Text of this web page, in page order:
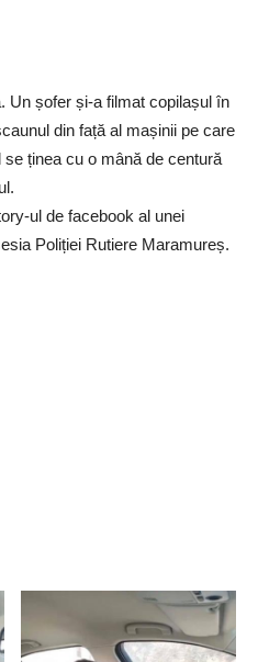
Un șofer și-a filmat copilașul în
din față al mașinii pe care
ținea cu o mână de centură
ul de facebook al unei
Poliției Rutiere Maramureș.